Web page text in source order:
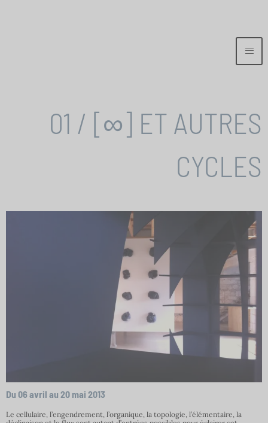
01 / [∞] ET AUTRES
CYCLES
Du 06 avril au 20 mai 2013
Le cellulaire, l’engendrement, l’organique, la topologie, l’élémentaire, la